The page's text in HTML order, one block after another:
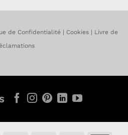
de Confidentialité Cookies
Livre de